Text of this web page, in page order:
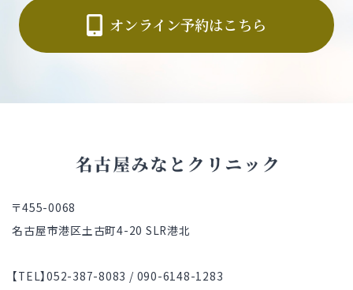
オンライン予約はこちら
〒455-0068
名古屋市港区土古町4-20 SLR港北
【TEL】052-387-8083 / 090-6148-1283